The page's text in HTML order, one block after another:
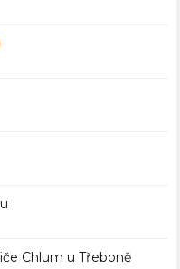
Chlum u Třeboně